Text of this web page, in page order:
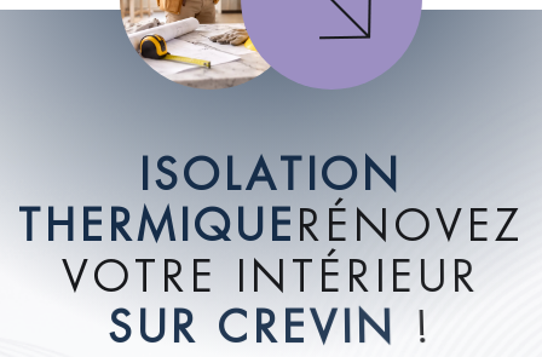
ISOLATION
THERMIQUERÉ NOVEZ
VOTRE I NTÉ RI EUR
SUR CREVIN !